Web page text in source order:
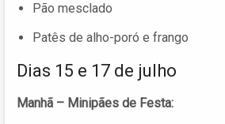
Pão mesclado
Patês de alho-poró e frango
Dias 15 e 17 de julho
Manhã – Minipães de Festa: